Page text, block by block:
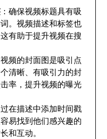
：确保视频标题具有吸
。视频描述和标签也
有助于提升视频在搜
视频的封面图是吸引点
清晰、有吸引力的封
率，提升视频的曝光
过在描述中添加时间戳
易找到他们感兴趣的
和互动。